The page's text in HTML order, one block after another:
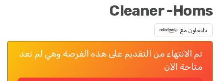
Cleaner -Homs
بالتعاون مع
تم الانتهاء من التقديم على هذه الفرصة وهي لم تعد
متاحة الآن